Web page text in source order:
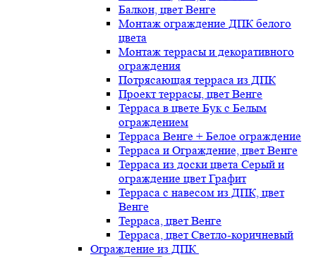
Балкон, цвет Венге
Монтаж ограждение ДПК белого
цвета
Монтаж террасы и декоративного
ограждения
Потрясающая терраса из ДПК
Проект террасы, цвет Венге
Терраса в цвете Бук с Белым
ограждением
Терраса Венге + Белое ограждение
Терраса и Ограждение, цвет Венге
Терраса из доски цвета Серый и
ограждение цвет Графит
Терраса с навесом из ДПК, цвет
Венге
Терраса, цвет Венге
Терраса, цвет Светло-коричневый
Ограждение из ДПК